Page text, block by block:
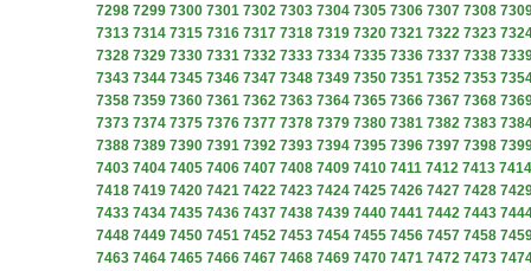
7298 7299 7300 7301 7302 7303 7304 7305 7306 7307 7308
7313 7314 7315 7316 7317 7318 7319 7320 7321 7322 7323
7328 7329 7330 7331 7332 7333 7334 7335 7336 7337 7338
7343 7344 7345 7346 7347 7348 7349 7350 7351 7352 7353
7358 7359 7360 7361 7362 7363 7364 7365 7366 7367 7368
7373 7374 7375 7376 7377 7378 7379 7380 7381 7382 7383
7388 7389 7390 7391 7392 7393 7394 7395 7396 7397 7398
7403 7404 7405 7406 7407 7408 7409 7410 7411 7412 7413 7414
7418 7419 7420 7421 7422 7423 7424 7425 7426 7427 7428
7433 7434 7435 7436 7437 7438 7439 7440 7441 7442 7443
7448 7449 7450 7451 7452 7453 7454 7455 7456 7457 7458
7463 7464 7465 7466 7467 7468 7469 7470 7471 7472 7473